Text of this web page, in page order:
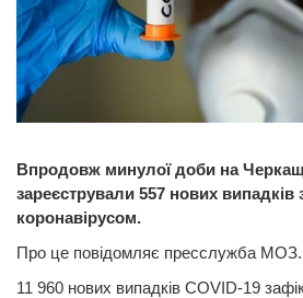
Впродовж минулої доби на
зареєстрували 557 нових випадків
коронавірусом.
Про це повідомляє пресслужба МОЗ.
11 960 нових випадків COVID-19